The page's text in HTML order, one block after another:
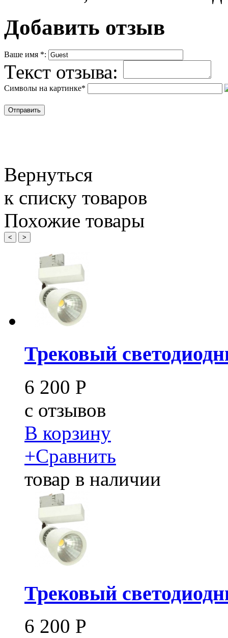
Добавить отзыв
Ваше имя *:
Текст отзыва:
Символы на картинке*
Вернуться
к списку товаров
Похожие товары
< >
Трековый
6 200 Р
c отзывов
В корзину
+Сравнить
товар в наличии
Трековый
6 200 Р